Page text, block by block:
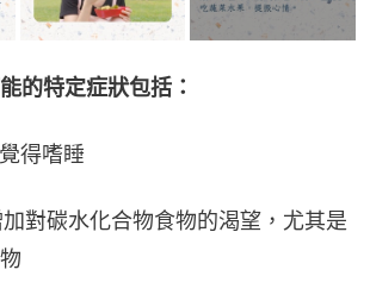
的特定症狀包括：
得嗜睡
對碳水化合物食物的渴望，尤其是